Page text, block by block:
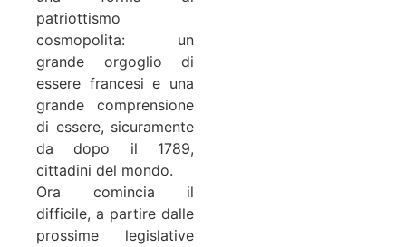
patriottismo
cosmopolita: un
grande orgoglio di
essere francesi e una
grande comprensione
di essere, sicuramente
da dopo il 1789,
cittadini del mondo.
Ora comincia il
difficile, a partire dalle
prossime legislative